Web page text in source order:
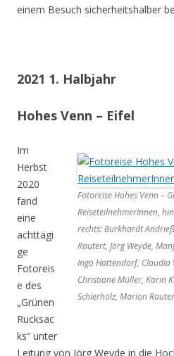
einem Besuch sicherheitshalber
2021 1. Halbjahr
Hohes Venn – Eifel
Fotoreise Hohes Venn –
ReiseteilnehmerInnen,
rechts: Burkhardt
Rautert, Jörg Weyde,
Ingo Hattendorf, Claudia
Christiane Müller, Karin
Schierholz, Marion
Im
Herbst
2020
fand
eine
achttägi
ge
Fotoreis
e des
„Grünen
Rucksac
ks“ unter
Leitung von Jörg Weyde in die